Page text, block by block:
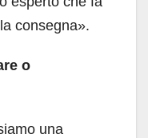
consegna».
o
una